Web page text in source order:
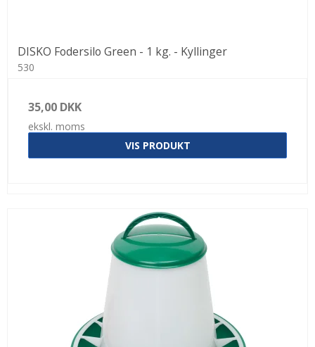
DISKO Fodersilo Green - 1 kg. - Kyllinger
530
35,00 DKK
ekskl. moms
VIS PRODUKT